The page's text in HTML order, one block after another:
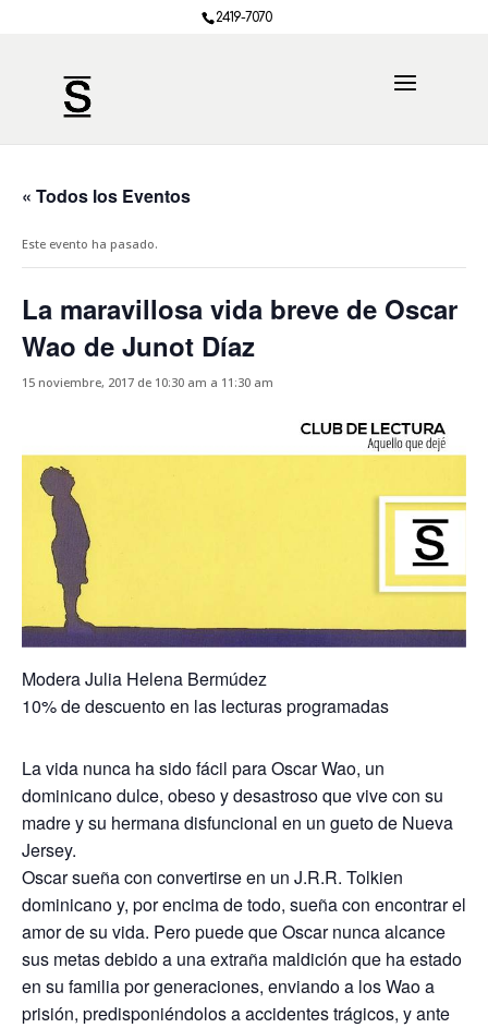
2419-7070
« Todos los Eventos
Este evento ha pasado.
La maravillosa vida breve de Oscar
Wao de Junot Díaz
15 noviembre, 2017 de 10:30 am a 11:30 am
Modera Julia Helena Bermúdez
10% de descuento en las lecturas programadas
La vida nunca ha sido fácil para Oscar Wao, un
dominicano dulce, obeso y desastroso que vive con su
madre y su hermana disfuncional en un gueto de Nueva
Jersey.
Oscar sueña con convertirse en un J.R.R. Tolkien
dominicano y, por encima de todo, sueña con encontrar el
amor de su vida. Pero puede que Oscar nunca alcance
sus metas debido a una extraña maldición que ha estado
en su familia por generaciones, enviando a los Wao a
prisión, predisponiéndolos a accidentes trágicos, y ante